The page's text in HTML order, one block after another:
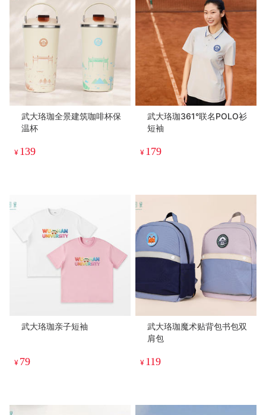
武大珞珈全景建筑咖啡杯保
温杯
¥ 139
武大珞珈361°联名POLO衫
短袖
¥ 179
武大珞珈亲子短袖
¥ 79
武大珞珈魔术贴背包书包双
肩包
¥ 119